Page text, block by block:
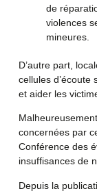
de
violences
mineures.
D’autre part,
cellules d’écoute
et aider les
concernées par
Conférence des
insuffisances de
Depuis la